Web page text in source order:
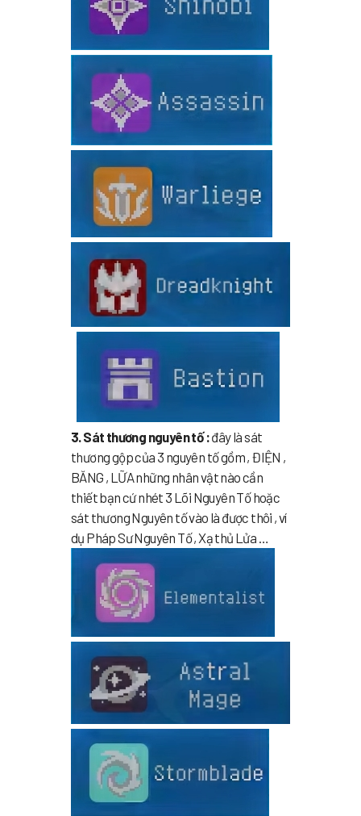
3. Sát thương nguyên tố :đây là sát
thương gộp của 3 nguyên tố gồm , ĐIỆN ,
BĂNG , LỮA những nhân vật nào cần
thiết bạn cứ nhét 3 Lõi Nguyên Tố hoặc
sát thương Nguyên tố vào là được thôi , ví
dụ Pháp Sư Nguyên Tố , Xạ thủ Lửa …